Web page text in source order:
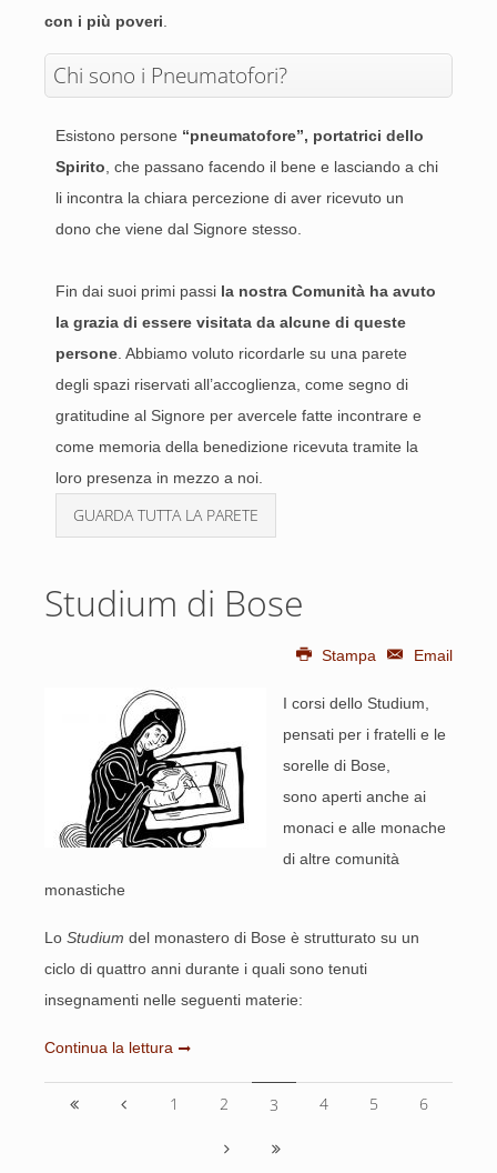
con i più poveri
Chi sono i Pneumatofori?
Esistono persone “pneumatofore”, portatrici dello
Spirito , che passano facendo il bene e lasciando a chi
li incontra la chiara percezione di aver ricevuto un
dono che viene dal Signore stesso.
Fin dai suoi primi passi la nostra Comunità ha avuto
la grazia di essere visitata da alcune di queste
persone . Abbiamo voluto ricordarle su una parete
degli spazi riservati all’accoglienza, come segno di
gratitudine al Signore per avercele fatte incontrare e
come memoria della benedizione ricevuta tramite la
loro presenza in mezzo a noi.
GUARDA TUTTA LA PARETE
Studium di Bose
Stampa Email
I corsi dello Studium,
pensati per i fratelli e le
sorelle di Bose,
sono aperti anche ai
monaci e alle monache
di altre comunità
monastiche
Lo Studium del monastero di Bose è strutturato su un
ciclo di quattro anni durante i quali sono tenuti
insegnamenti nelle seguenti materie:
Continua la lettura
1 2 3 4 5 6